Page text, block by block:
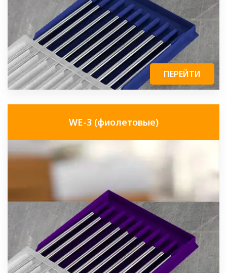
ПЕРЕЙТИ
WE-3 (фиолетовые)